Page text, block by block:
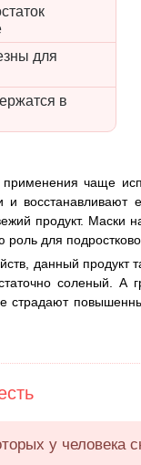
для
в
применения чаще
восстанавливают
продукт.
для
данный продукт
соленый.
страдают
у человека